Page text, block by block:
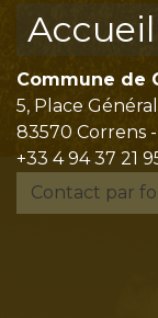
Commune de
5, Place
83570 Correns -
+33 4 94 37 21
Contact par